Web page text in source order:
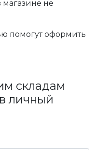
не
помогут оформить
складам
личный